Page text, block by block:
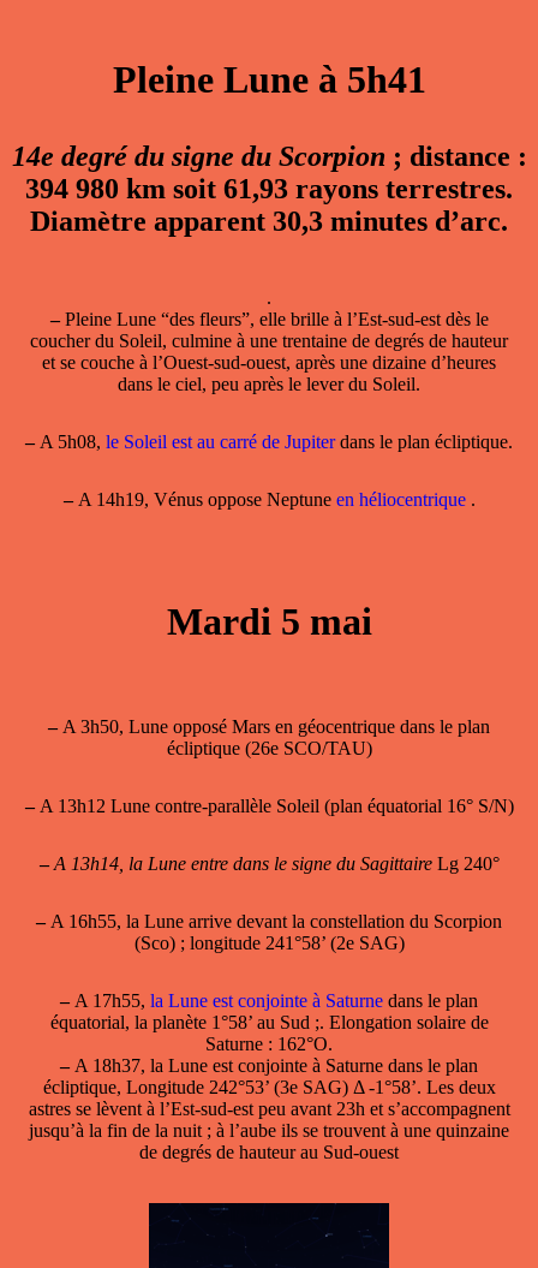
Pleine Lune à 5h41
14e degré du signe du Scorpion ; distance :
394 980 km soit 61,93 rayons terrestres.
Diamètre apparent 30,3 minutes d’arc.
.
–Pleine Lune “des fleurs”, elle brille à l’Est-sud-est dès le
coucher du Soleil, culmine à une trentaine de degrés de hauteur
et se couche à l’Ouest-sud-ouest, après une dizaine d’heures
dans le ciel, peu après le lever du Soleil.
–A 5h08, le Soleil est au carré de Jupiterdans le plan écliptique.
–A 14h19, Vénus oppose Neptune en héliocentrique .
Mardi 5 mai
–A 3h50, Lune opposé Mars en géocentrique dans le plan
écliptique (26e SCO/TAU)
–A 13h12 Lune contre-parallèle Soleil (plan équatorial 16° S/N)
– A 13h14, la Lune entre dans le signe du SagittaireLg 240°
–A 16h55, la Lune arrive devant la constellation du Scorpion
(Sco) ; longitude 241°58’ (2e SAG)
–A 17h55, la Lune est conjointe à Saturne dans le plan
équatorial, la planète 1°58’ au Sud ;. Elongation solaire de
Saturne : 162°O.
–A 18h37, la Lune est conjointe à Saturne dans le plan
écliptique, Longitude 242°53’ (3e SAG) Δ -1°58’. Les deux
astres se lèvent à l’Est-sud-est peu avant 23h et s’accompagnent
jusqu’à la fin de la nuit ; à l’aube ils se trouvent à une quinzaine
de degrés de hauteur au Sud-ouest